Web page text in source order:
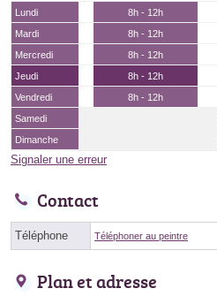
Lundi 8h - 12h
Mardi
8h - 12h
Mercredi
8h - 12h
Jeudi
8h - 12h
Vendredi
8h - 12h
Samedi
Dimanche
Signaler une erreur
Contact
Téléphone Téléphoner au peintre
Plan et adresse